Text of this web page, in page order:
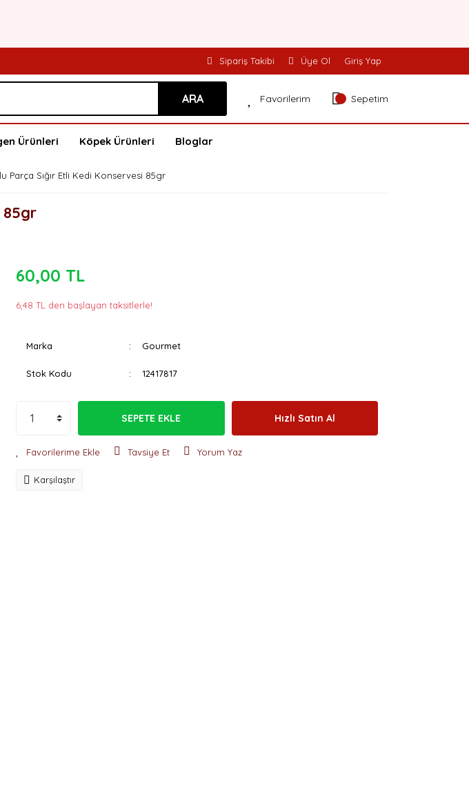
Sipariş Takibi Üye Ol Giriş Yap
ARA Favorilerim Sepetim
Ürünleri Köpek Ürünleri Bloglar
Parça Sığır Etli Kedi Konservesi 85gr
85gr
60,00 TL
6,48 TL den başlayan taksitlerle!
Marka Gourmet
Stok Kodu 12417817
SEPETE EKLE Hızlı Satın Al
Tavsiye Et Yorum Yaz
Karşılaştır